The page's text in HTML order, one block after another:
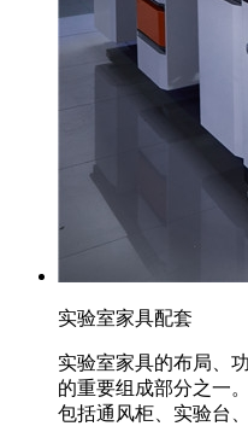
实验室家具配套
实验室家具的布局、
的重要组成部分之一
包括通风柜、实验台